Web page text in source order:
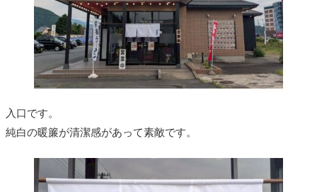
入口です。
純白の暖簾が清潔感があって素敵です。